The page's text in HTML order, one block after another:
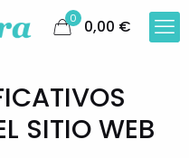
0 0,00 €
SITIO WEB